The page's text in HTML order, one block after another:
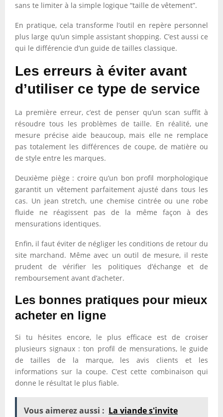
sans te limiter à la simple logique “taille de vêtement”.
En pratique, cela transforme l’outil en repère personnel
plus large qu’un simple assistant shopping. C’est aussi ce
qui le différencie d’un guide de tailles classique.
Les erreurs à éviter avant
d’utiliser ce type de service
La première erreur, c’est de penser qu’un scan suffit à
résoudre tous les problèmes de taille. En réalité, une
mesure précise aide beaucoup, mais elle ne remplace
pas totalement les différences de coupe, de matière ou
de style entre les marques.
Deuxième piège : croire qu’un bon profil morphologique
garantit un vêtement parfaitement ajusté dans tous les
cas. Un jean stretch, une chemise cintrée ou une robe
fluide ne réagissent pas de la même façon à des
mensurations identiques.
Enfin, il faut éviter de négliger les conditions de retour du
site marchand. Même avec un outil de mesure, il reste
prudent de vérifier les politiques d’échange et de
remboursement avant d’acheter.
Les bonnes pratiques pour mieux
acheter en ligne
Si tu hésites encore, le plus efficace est de croiser
plusieurs signaux : ton profil de mensurations, le guide
de tailles de la marque, les avis clients et les
informations sur la coupe. C’est cette combinaison qui
donne le résultat le plus fiable.
Vous aimerez aussi : La viande s'invite